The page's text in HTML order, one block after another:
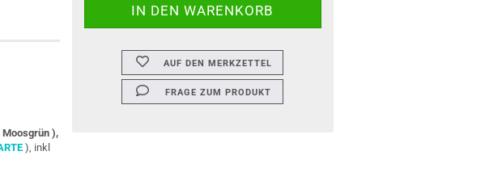
AUF DEN MERKZETTEL
FRAGE ZUM PRODUKT
Moosgrün ),
), inkl